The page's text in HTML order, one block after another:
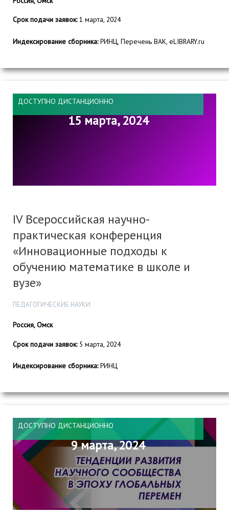
Срок подачи заявок:1 марта, 2024
Индексирование сборника:РИНЦ, Перечень ВАК, eLIBRARY.ru
ДОСТУПНО ДИСТАНЦИОННО
15 марта, 2024
IV Всероссийская научно-
практическая конференция
«Инновационные подходы к
обучению математике в школе и
вузе»
ПЕДАГОГИЧЕСКИЕ НАУКИ
Россия, Омск
Срок подачи заявок:5 марта, 2024
Индексирование сборника:РИНЦ
ДОСТУПНО ДИСТАНЦИОННО
9 марта, 2024